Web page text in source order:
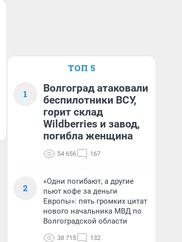
ТОП 5
1
Волгоград атаковали
беспилотники ВСУ,
горит склад
Wildberries и завод,
погибла женщина
54 656 167
2
«Одни погибают, а другие
пьют кофе за деньги
Европы»: пять громких цитат
нового начальника МВД по
Волгоградской области
38 715 132